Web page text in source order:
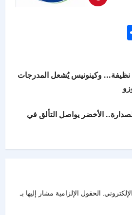
نظيفة… وكينونيس يُشعل المدرجات
الأخضر يواصل التألق في
الحقول الإلزامية مشار إليها بـ